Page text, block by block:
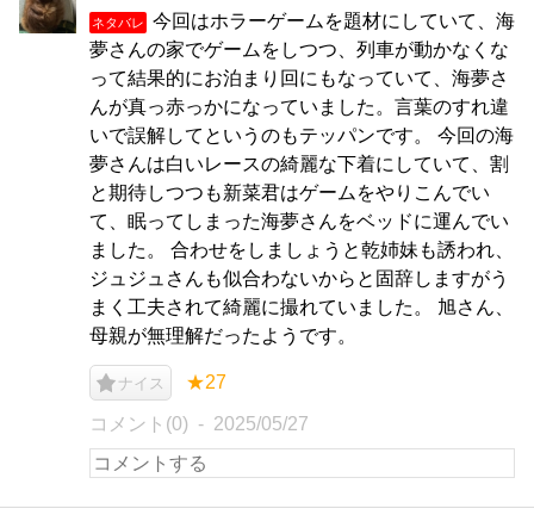
ネタバレ
今回はホラーゲームを題材にしていて、海
夢さんの家でゲームをしつつ、列車が動かなくな
って結果的にお泊まり回にもなっていて、海夢さ
んが真っ赤っかになっていました。言葉のすれ違
いで誤解してというのもテッパンです。 今回の海
夢さんは白いレースの綺麗な下着にしていて、割
と期待しつつも新菜君はゲームをやりこんでい
て、眠ってしまった海夢さんをベッドに運んでい
ました。 合わせをしましょうと乾姉妹も誘われ、
ジュジュさんも似合わないからと固辞しますがう
まく工夫されて綺麗に撮れていました。 旭さん、
母親が無理解だったようです。
ナイス ★27
コメント(0) 2025/05/27